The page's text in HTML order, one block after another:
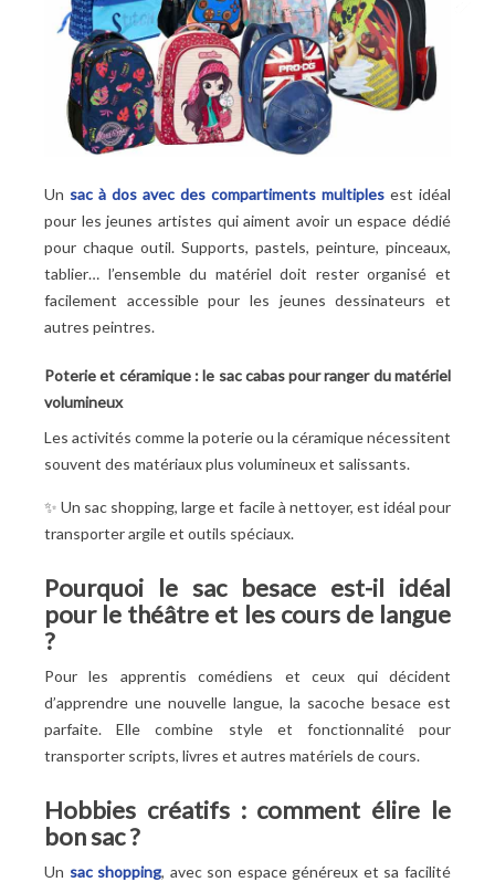
Un sac à dos avec des compartiments multiples est idéal
pour les jeunes artistes qui aiment avoir un espace dédié
pour chaque outil. Supports, pastels, peinture, pinceaux,
tablier… l’ensemble du matériel doit rester organisé et
facilement accessible pour les jeunes dessinateurs et
autres peintres.
Poterie et céramique : le sac cabas pour ranger du matériel
volumineux
Les activités comme la poterie ou la céramique nécessitent
souvent des matériaux plus volumineux et salissants.
✨ Un sac shopping, large et facile à nettoyer, est idéal pour
transporter argile et outils spéciaux.
Pourquoi le sac besace est-il idéal
pour le théâtre et les cours de langue
?
Pour les apprentis comédiens et ceux qui décident
d’apprendre une nouvelle langue, la sacoche besace est
parfaite. Elle combine style et fonctionnalité pour
transporter scripts, livres et autres matériels de cours.
Hobbies créatifs : comment élire le
bon sac?
Un sac shopping, avec son espace généreux et sa facilité